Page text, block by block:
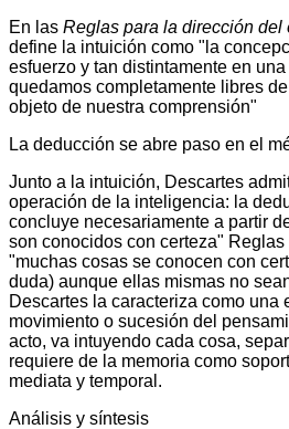
En las Reglas para la dirección del
define la intuición como "la
esfuerzo y tan distintamente en
quedamos completamente libres
objeto de nuestra comprensión"
La deducción se abre paso en el
Junto a la intuición, Descartes
operación de la inteligencia: la
concluye necesariamente a partir
son conocidos con certeza" Reglas
"muchas cosas se conocen con
duda) aunque ellas mismas no
Descartes la caracteriza como una
movimiento o sucesión del
acto, va intuyendo cada cosa,
requiere de la memoria como
mediata y temporal.
Análisis y síntesis